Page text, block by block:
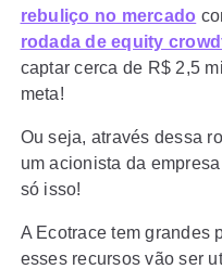
rebuliço no mercado
rodada de equity
captar cerca de R$ 2,5
meta!
Ou seja, através dessa
um acionista da
só isso!
A Ecotrace tem grandes
esses recursos vão ser